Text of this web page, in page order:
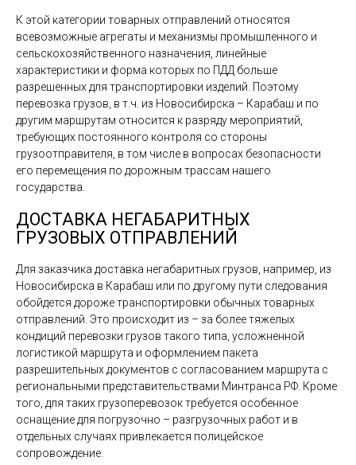
К этой категории товарных отправлений относятся
всевозможные агрегаты и механизмы промышленного и
сельскохозяйственного назначения, линейные
характеристики и форма которых по ПДД больше
разрешенных для транспортировки изделий. Поэтому
перевозка грузов, в т.ч. из Новосибирска – Карабаш и по
другим маршрутам относится к разряду мероприятий,
требующих постоянного контроля со стороны
грузоотправителя, в том числе в вопросах безопасности
его перемещения по дорожным трассам нашего
государства.
ДОСТАВКА НЕГАБАРИТНЫХ
ГРУЗОВЫХ ОТПРАВЛЕНИЙ
Для заказчика доставка негабаритных грузов, например, из
Новосибирска в Карабаш или по другому пути следования
обойдется дороже транспортировки обычных товарных
отправлений. Это происходит из – за более тяжелых
кондиций перевозки грузов такого типа, усложненной
логистикой маршрута и оформлением пакета
разрешительных документов с согласованием маршрута с
региональными представительствами Минтранса РФ. Кроме
того, для таких грузоперевозок требуется особенное
оснащение для погрузочно – разгрузочных работ и в
отдельных случаях привлекается полицейское
сопровождение.